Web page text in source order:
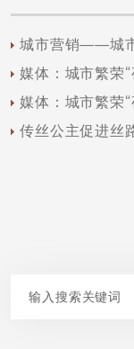
城市营销——城
媒体：城市繁荣
媒体：城市繁荣
传丝公主促进丝